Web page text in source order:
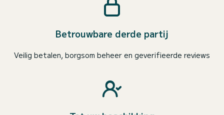
Betrouwbare derde partij
Veilig betalen, borgsom beheer en geverifieerde reviews